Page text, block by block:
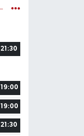
21:30
19:00
19:00
21:30